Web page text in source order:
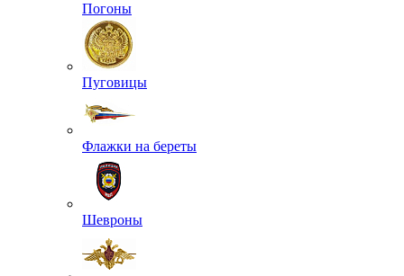
Погоны
Пуговицы
Флажки на береты
Шевроны